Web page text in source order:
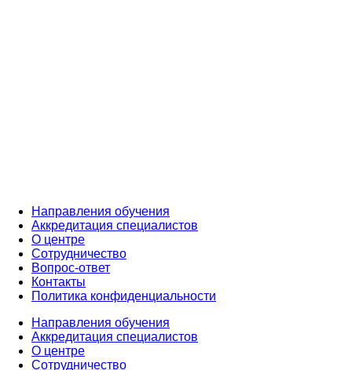
Направления обучения
Аккредитация специалистов
О центре
Сотрудничество
Вопрос-ответ
Контакты
Политика конфиденциальности
Направления обучения
Аккредитация специалистов
О центре
Сотрудничество